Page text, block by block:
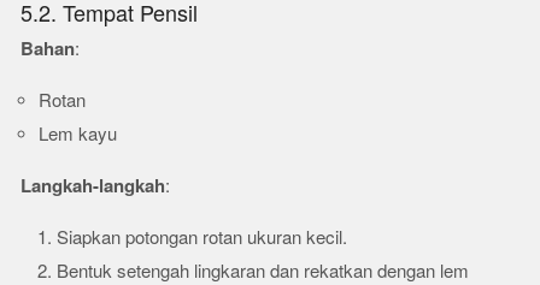
5.2. Tempat Pensil
Bahan:
Rotan
Lem kayu
Langkah-langkah:
Siapkan potongan rotan ukuran kecil.
Bentuk setengah lingkaran dan rekatkan dengan lem